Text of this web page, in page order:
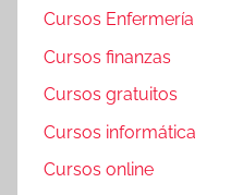
Cursos Enfermería
Cursos finanzas
Cursos gratuitos
Cursos informática
Cursos online